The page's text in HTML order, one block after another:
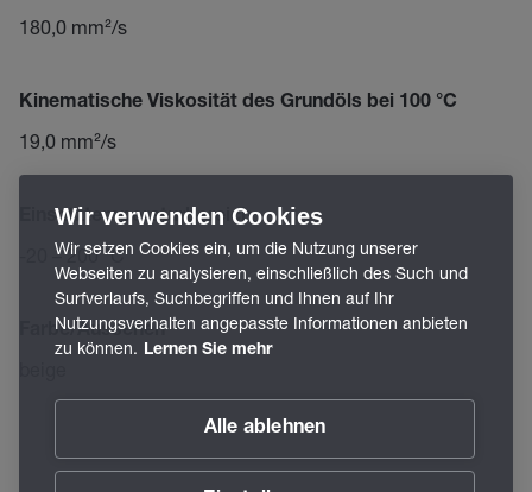
180,0 mm²/s
Kinematische Viskosität des Grundöls bei 100 °C
19,0 mm²/s
Einsatztemperaturbereich
-20 – 200 °C
Farbe/Aussehen
Wir verwenden Cookies
Wir setzen Cookies ein, um die Nutzung unserer
Webseiten zu analysieren, einschließlich des Such und
Surfverlaufs, Suchbegriffen und Ihnen auf Ihr
Nutzungsverhalten angepasste Informationen anbieten
zu können. Lernen Sie mehr
Alle ablehnen